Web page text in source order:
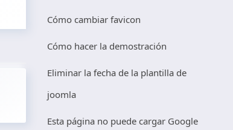
Cómo cambiar favicon
Cómo hacer la demostración
Eliminar la fecha de la plantilla de
joomla
Esta página no puede cargar Google